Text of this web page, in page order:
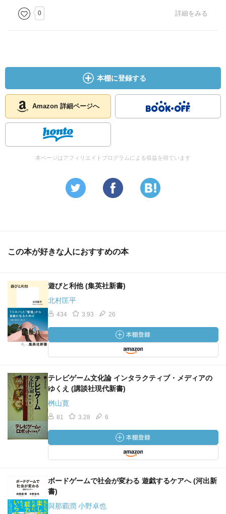
0 詳細をみる
本棚に登録する
Amazon 詳細ページへ
本ページはアフィリエイトプログラムによる収益を得ています
この本が好きな人におすすめの本
遊びと利他 (集英社新書)
北村匡平
434 3.93 26
テレビゲーム文化論 インタラクティブ・メディアの
ゆくえ (講談社現代新書)
桝山寛
81 3.28 6
ボードゲームで社会が変わる 遊戯するケアへ (河出新
書)
與那覇潤 小野卓也